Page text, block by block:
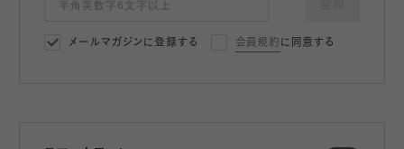
メールマガジンに登録する 会員規約 に同意する